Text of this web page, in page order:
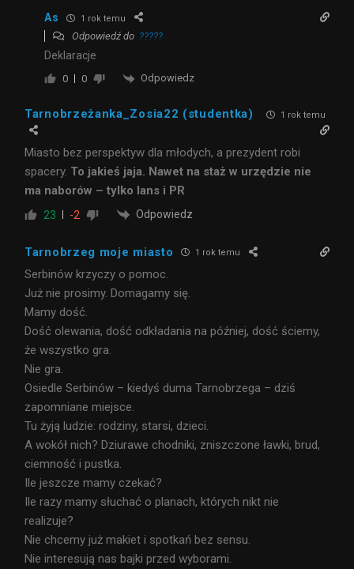
As 1 rok temu
Odpowiedź do ?????
Deklaracje
0 0 Odpowiedz
Tarnobrzeżanka_Zosia22 (studentka) 1 rok temu
Miasto bez perspektyw dla młodych, a prezydent robi
spacery. To jakieś jaja. Nawet na staż w urzędzie nie
ma naborów – tylko lans i PR
23 -2 Odpowiedz
Tarnobrzeg moje miasto 1 rok temu
Serbinów krzyczy o pomoc.
Już nie prosimy. Domagamy się.
Mamy dość.
Dość olewania, dość odkładania na później, dość ściemy,
że wszystko gra.
Nie gra.
Osiedle Serbinów – kiedyś duma Tarnobrzega – dziś
zapomniane miejsce.
Tu żyją ludzie: rodziny, starsi, dzieci.
A wokół nich? Dziurawe chodniki, zniszczone ławki, brud,
ciemność i pustka.
Ile jeszcze mamy czekać?
Ile razy mamy słuchać o planach, których nikt nie
realizuje?
Nie chcemy już makiet i spotkań bez sensu.
Nie interesują nas bajki przed wyborami.